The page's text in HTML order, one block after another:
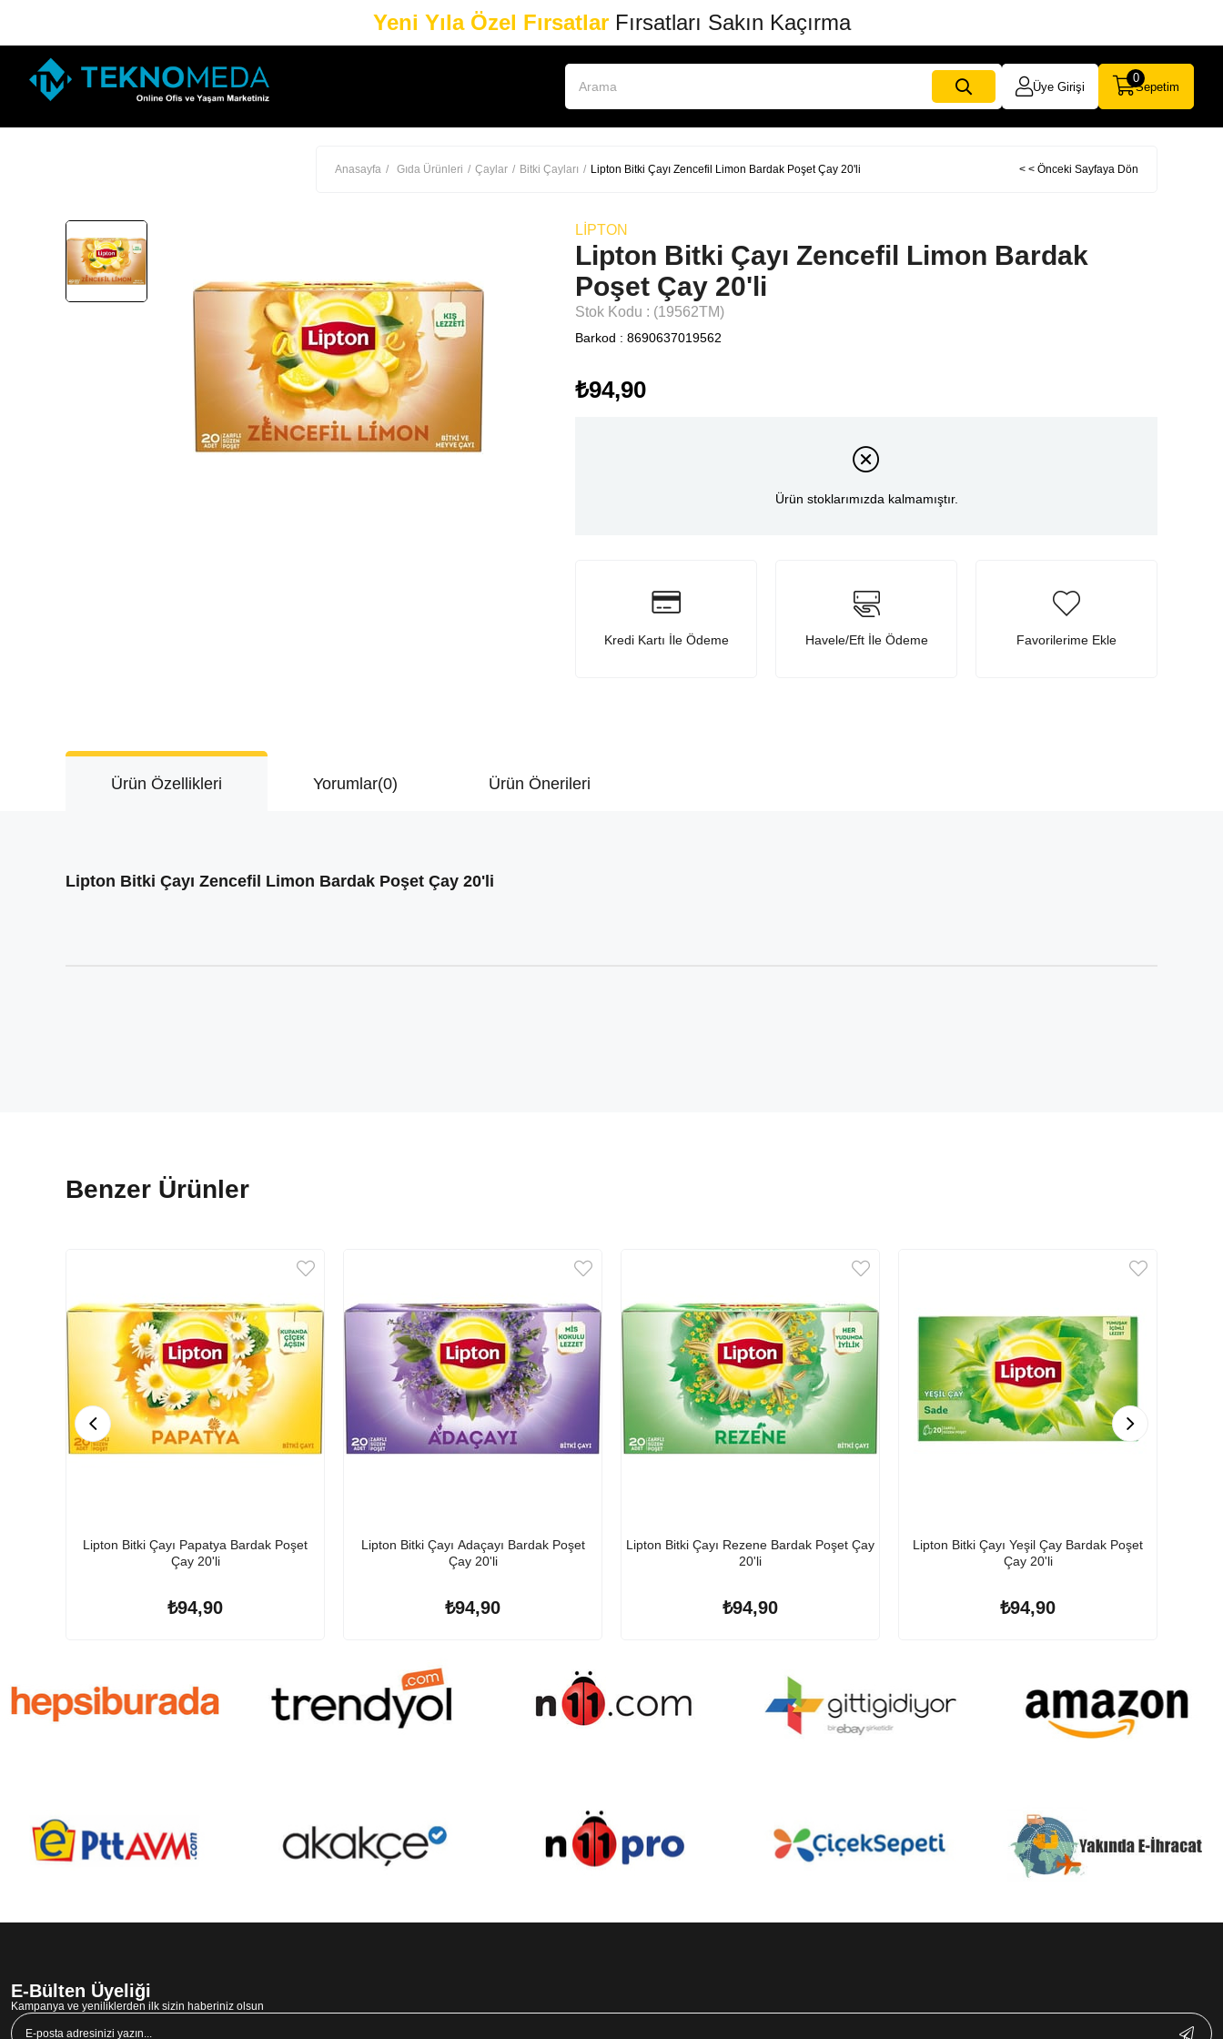
Yeni Yıla Özel FırsatlarFırsatları Sakın Kaçırma
Üye Girişi Sepetim
0
Anasayfa Gıda Ürünleri Çaylar Bitki Çayları Lipton Bitki Çayı Zencefil Limon Bardak Poşet Çay 20'li < < Önceki Sayfaya Dön
LİPTON
Lipton Bitki Çayı Zencefil Limon Bardak
Poşet Çay 20'li
Stok Kodu (19562TM)
Barkod : 8690637019562
₺94,90
Ürün stoklarımızda kalmamıştır.
Kredi Kartı İle Ödeme Havele/Eft İle Ödeme Favorilerime Ekle
Ürün Özellikleri Yorumlar(0) Ürün Önerileri
Lipton Bitki Çayı Zencefil Limon Bardak Poşet Çay 20'li
Benzer Ürünler
Lipton Bitki Çayı Papatya Bardak Poşet
Çay 20'li
₺94,90
Lipton Bitki Çayı Adaçayı Bardak Poşet
Çay 20'li
₺94,90
Lipton Bitki Çayı Rezene Bardak Poşet Çay
20'li
₺94,90
Lipton Bitki Çayı Yeşil Çay Bardak Poşet
Çay 20'li
₺94,90
E-Bülten Üyeliği
Kampanya ve yeniliklerden ilk sizin haberiniz olsun